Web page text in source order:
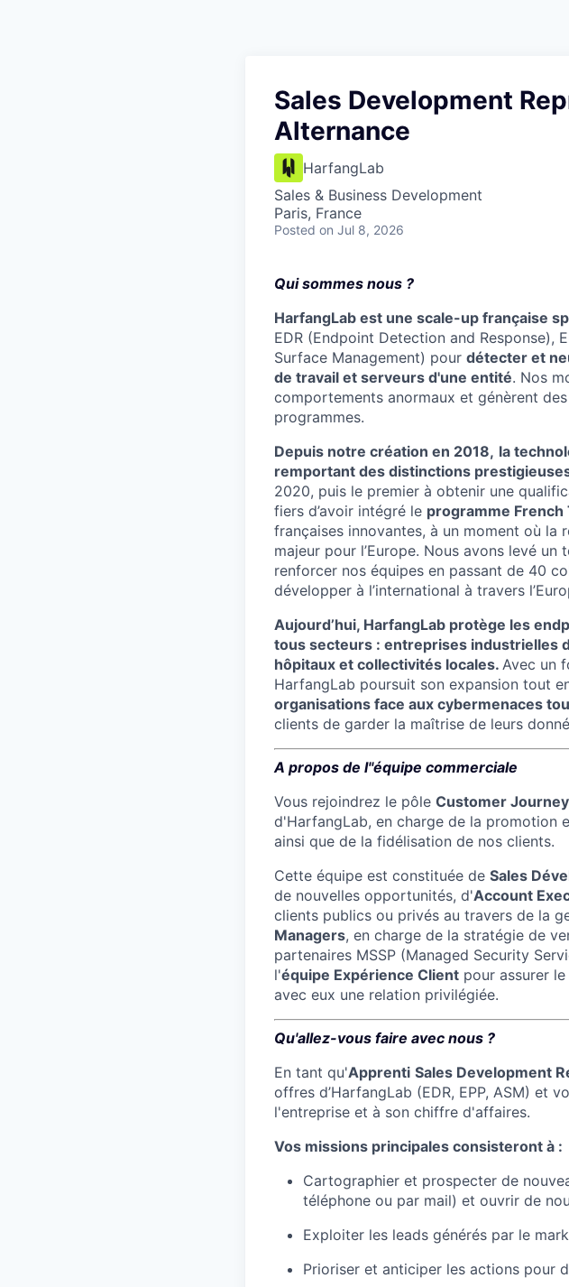
Sales Development
Alternance
HarfangLab
Sales & Business Development
Paris, France
Posted on Jul 8, 2026
Qui sommes nous ?
HarfangLab est une scale-up française
EDR (Endpoint Detection and Response),
Surface Management) pour détecter et
de travail et serveurs d'une entité. Nos
comportements anormaux et génèrent
programmes.
Depuis notre création en 2018, la
remportant des distinctions
2020, puis le premier à obtenir une
fiers d’avoir intégré le programme French
françaises innovantes, à un moment où la
majeur pour l’Europe. Nous avons levé
renforcer nos équipes en passant de 40
développer à l’international à travers
Aujourd’hui, HarfangLab protège les
tous secteurs : entreprises industrielles
hôpitaux et collectivités locales. Avec un
HarfangLab poursuit son expansion tout
organisations face aux cybermenaces
clients de garder la maîtrise de leurs
A propos de l''équipe commerciale
Vous rejoindrez le pôle Customer Journey
d'HarfangLab, en charge de la promotion
ainsi que de la fidélisation de nos clients.
Cette équipe est constituée de Sales
de nouvelles opportunités, d'Account
clients publics ou privés au travers de la
Managers, en charge de la stratégie de
partenaires MSSP (Managed Security
l'équipe Expérience Client pour assurer
avec eux une relation privilégiée.
Qu'allez-vous faire avec nous ?
En tant qu'Apprenti Sales Development
offres d’HarfangLab (EDR, EPP, ASM) et
l'entreprise et à son chiffre d'affaires.
Vos missions principales consisteront à :
Cartographier et prospecter de
téléphone ou par mail) et ouvrir de
Exploiter les leads générés par le
Prioriser et anticiper les actions pour